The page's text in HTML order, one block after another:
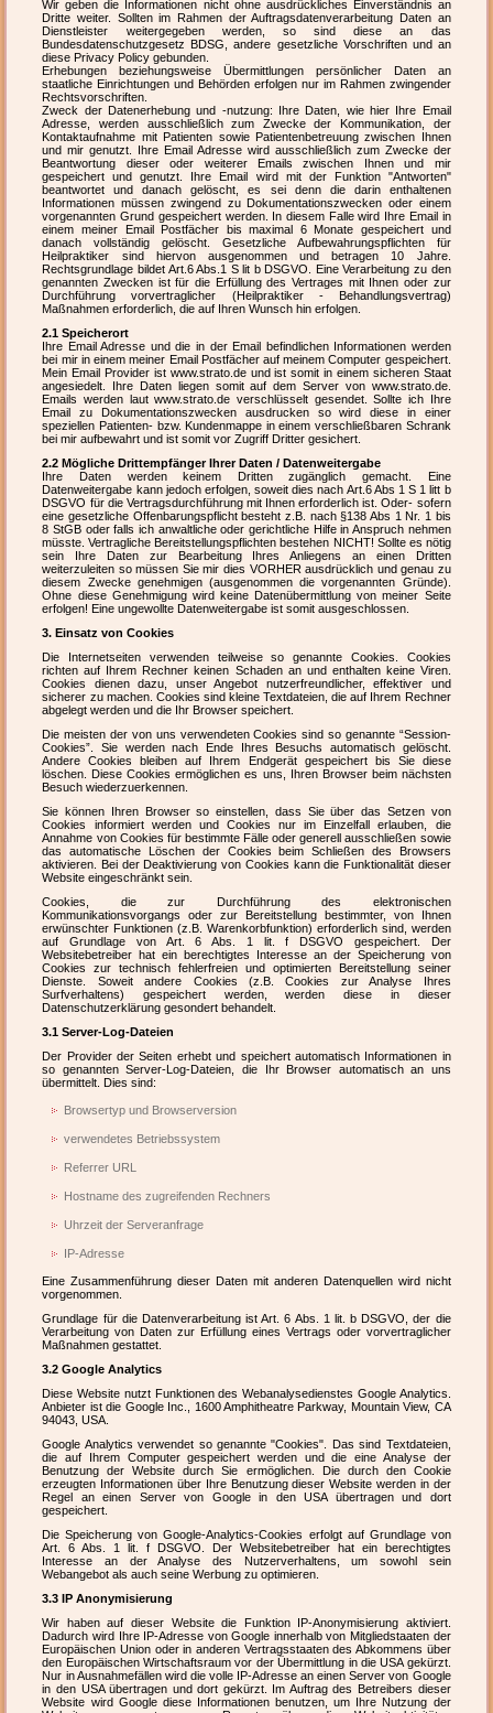
Wir geben die Informationen nicht ohne ausdrückliches Einverständnis an
Dritte weiter. Sollten im Rahmen der Auftragsdatenverarbeitung Daten an
Dienstleister weitergegeben werden, so sind diese an das
Bundesdatenschutzgesetz BDSG, andere gesetzliche Vorschriften und an
diese Privacy Policy gebunden.
Erhebungen beziehungsweise Übermittlungen persönlicher Daten an
staatliche Einrichtungen und Behörden erfolgen nur im Rahmen zwingender
Rechtsvorschriften.
Zweck der Datenerhebung und -nutzung: Ihre Daten, wie hier Ihre Email
Adresse, werden ausschließlich zum Zwecke der Kommunikation, der
Kontaktaufnahme mit Patienten sowie Patientenbetreuung zwischen Ihnen
und mir genutzt. Ihre Email Adresse wird ausschließlich zum Zwecke der
Beantwortung dieser oder weiterer Emails zwischen Ihnen und mir
gespeichert und genutzt. Ihre Email wird mit der Funktion "Antworten"
beantwortet und danach gelöscht, es sei denn die darin enthaltenen
Informationen müssen zwingend zu Dokumentationszwecken oder einem
vorgenannten Grund gespeichert werden. In diesem Falle wird Ihre Email in
einem meiner Email Postfächer bis maximal 6 Monate gespeichert und
danach vollständig gelöscht. Gesetzliche Aufbewahrungspflichten für
Heilpraktiker sind hiervon ausgenommen und betragen 10 Jahre.
Rechtsgrundlage bildet Art.6 Abs.1 S lit b DSGVO. Eine Verarbeitung zu den
genannten Zwecken ist für die Erfüllung des Vertrages mit Ihnen oder zur
Durchführung vorvertraglicher (Heilpraktiker - Behandlungsvertrag)
Maßnahmen erforderlich, die auf Ihren Wunsch hin erfolgen.
2.1 Speicherort
Ihre Email Adresse und die in der Email befindlichen Informationen werden
bei mir in einem meiner Email Postfächer auf meinem Computer gespeichert.
Mein Email Provider ist www.strato.de und ist somit in einem sicheren Staat
angesiedelt. Ihre Daten liegen somit auf dem Server von www.strato.de.
Emails werden laut www.strato.de verschlüsselt gesendet. Sollte ich Ihre
Email zu Dokumentationszwecken ausdrucken so wird diese in einer
speziellen Patienten- bzw. Kundenmappe in einem verschließbaren Schrank
bei mir aufbewahrt und ist somit vor Zugriff Dritter gesichert.
2.2 Mögliche Drittempfänger Ihrer Daten / Datenweitergabe
Ihre Daten werden keinem Dritten zugänglich gemacht. Eine
Datenweitergabe kann jedoch erfolgen, soweit dies nach Art.6 Abs 1 S 1 litt b
DSGVO für die Vertragsdurchführung mit Ihnen erforderlich ist. Oder- sofern
eine gesetzliche Offenbarungspflicht besteht z.B. nach §138 Abs 1 Nr. 1 bis
8 StGB oder falls ich anwaltliche oder gerichtliche Hilfe in Anspruch nehmen
müsste. Vertragliche Bereitstellungspflichten bestehen NICHT! Sollte es nötig
sein Ihre Daten zur Bearbeitung Ihres Anliegens an einen Dritten
weiterzuleiten so müssen Sie mir dies VORHER ausdrücklich und genau zu
diesem Zwecke genehmigen (ausgenommen die vorgenannten Gründe).
Ohne diese Genehmigung wird keine Datenübermittlung von meiner Seite
erfolgen! Eine ungewollte Datenweitergabe ist somit ausgeschlossen.
3. Einsatz von Cookies
Die Internetseiten verwenden teilweise so genannte Cookies. Cookies
richten auf Ihrem Rechner keinen Schaden an und enthalten keine Viren.
Cookies dienen dazu, unser Angebot nutzerfreundlicher, effektiver und
sicherer zu machen. Cookies sind kleine Textdateien, die auf Ihrem Rechner
abgelegt werden und die Ihr Browser speichert.
Die meisten der von uns verwendeten Cookies sind so genannte “Session-
Cookies”. Sie werden nach Ende Ihres Besuchs automatisch gelöscht.
Andere Cookies bleiben auf Ihrem Endgerät gespeichert bis Sie diese
löschen. Diese Cookies ermöglichen es uns, Ihren Browser beim nächsten
Besuch wiederzuerkennen.
Sie können Ihren Browser so einstellen, dass Sie über das Setzen von
Cookies informiert werden und Cookies nur im Einzelfall erlauben, die
Annahme von Cookies für bestimmte Fälle oder generell ausschließen sowie
das automatische Löschen der Cookies beim Schließen des Browsers
aktivieren. Bei der Deaktivierung von Cookies kann die Funktionalität dieser
Website eingeschränkt sein.
Cookies, die zur Durchführung des elektronischen
Kommunikationsvorgangs oder zur Bereitstellung bestimmter, von Ihnen
erwünschter Funktionen (z.B. Warenkorbfunktion) erforderlich sind, werden
auf Grundlage von Art. 6 Abs. 1 lit. f DSGVO gespeichert. Der
Websitebetreiber hat ein berechtigtes Interesse an der Speicherung von
Cookies zur technisch fehlerfreien und optimierten Bereitstellung seiner
Dienste. Soweit andere Cookies (z.B. Cookies zur Analyse Ihres
Surfverhaltens) gespeichert werden, werden diese in dieser
Datenschutzerklärung gesondert behandelt.
3.1 Server-Log-Dateien
Der Provider der Seiten erhebt und speichert automatisch Informationen in
so genannten Server-Log-Dateien, die Ihr Browser automatisch an uns
übermittelt. Dies sind:
Browsertyp und Browserversion
verwendetes Betriebssystem
Referrer URL
Hostname des zugreifenden Rechners
Uhrzeit der Serveranfrage
IP-Adresse
Eine Zusammenführung dieser Daten mit anderen Datenquellen wird nicht
vorgenommen.
Grundlage für die Datenverarbeitung ist Art. 6 Abs. 1 lit. b DSGVO, der die
Verarbeitung von Daten zur Erfüllung eines Vertrags oder vorvertraglicher
Maßnahmen gestattet.
3.2 Google Analytics
Diese Website nutzt Funktionen des Webanalysedienstes Google Analytics.
Anbieter ist die Google Inc., 1600 Amphitheatre Parkway, Mountain View, CA
94043, USA.
Google Analytics verwendet so genannte "Cookies". Das sind Textdateien,
die auf Ihrem Computer gespeichert werden und die eine Analyse der
Benutzung der Website durch Sie ermöglichen. Die durch den Cookie
erzeugten Informationen über Ihre Benutzung dieser Website werden in der
Regel an einen Server von Google in den USA übertragen und dort
gespeichert.
Die Speicherung von Google-Analytics-Cookies erfolgt auf Grundlage von
Art. 6 Abs. 1 lit. f DSGVO. Der Websitebetreiber hat ein berechtigtes
Interesse an der Analyse des Nutzerverhaltens, um sowohl sein
Webangebot als auch seine Werbung zu optimieren.
3.3 IP Anonymisierung
Wir haben auf dieser Website die Funktion IP-Anonymisierung aktiviert.
Dadurch wird Ihre IP-Adresse von Google innerhalb von Mitgliedstaaten der
Europäischen Union oder in anderen Vertragsstaaten des Abkommens über
den Europäischen Wirtschaftsraum vor der Übermittlung in die USA gekürzt.
Nur in Ausnahmefällen wird die volle IP-Adresse an einen Server von Google
in den USA übertragen und dort gekürzt. Im Auftrag des Betreibers dieser
Website wird Google diese Informationen benutzen, um Ihre Nutzung der